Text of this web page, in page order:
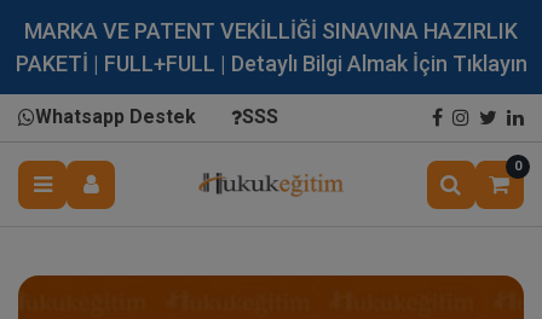
MARKA VE PATENT VEKİLLİĞİ SINAVINA HAZIRLIK
PAKETİ | FULL+FULL | Detaylı Bilgi Almak İçin Tıklayın
Whatsapp Destek SSS
0